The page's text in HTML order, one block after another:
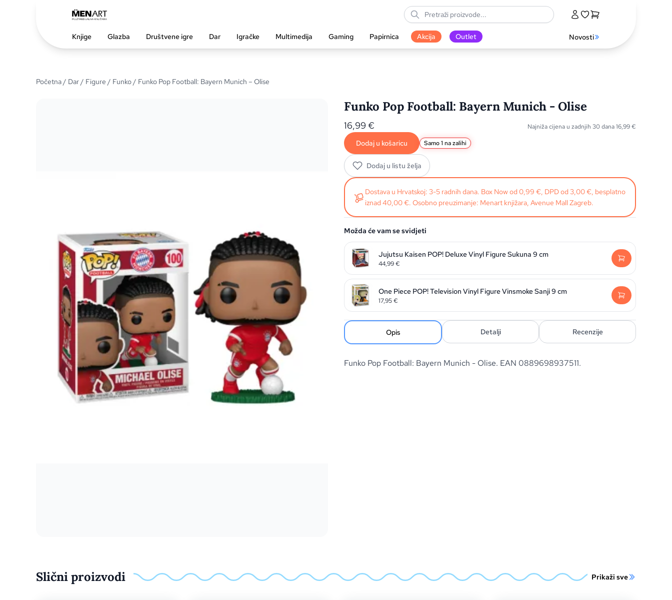
Knjige Glazba Društvene igre Dar Igračke Multimedija Gaming Papirnica Akcija Outlet Novosti
Početna/ Dar/ Figure / Funko/ Funko Pop Football: Bayern Munich – Olise
Funko Pop Football: Bayern Munich - Olise
16,99 € Najniža cijena u zadnjih 30 dana16,99€
Dodaj u košaricu Samo 1 na zalihi
Dodaj u listu želja
Dostava u Hrvatskoj: 3-5 radnih dana. Box Now od 0,99 €, DPD od 3,00 €, besplatno
iznad 40,00 €. Osobno preuzimanje: Menart knjižara, Avenue Mall Zagreb.
Možda će vam se svidjeti
Jujutsu Kaisen POP! Deluxe Vinyl Figure Sukuna 9 cm
44,99€
One Piece POP! Television Vinyl Figure Vinsmoke Sanji 9 cm
17,95€
Opis Detalji Recenzije
Funko Pop Football: Bayern Munich - Olise. EAN 0889698937511.
Slični proizvodi Prikaži sve